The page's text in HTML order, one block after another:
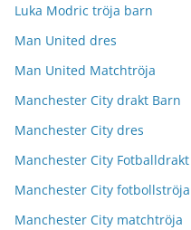
Luka Modric tröja barn
Man United dres
Man United Matchtröja
Manchester City drakt Barn
Manchester City dres
Manchester City Fotballdrakt
Manchester City
Manchester City matchtröja